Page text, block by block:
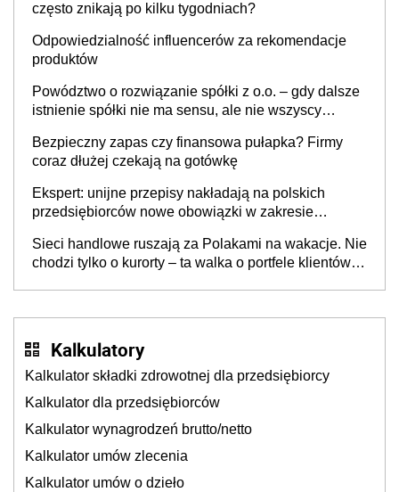
często znikają po kilku tygodniach?
Odpowiedzialność influencerów za rekomendacje
produktów
Powództwo o rozwiązanie spółki z o.o. – gdy dalsze
istnienie spółki nie ma sensu, ale nie wszyscy
Bezpieczny zapas czy finansowa pułapka? Firmy
coraz dłużej czekają na gotówkę
Ekspert: unijne przepisy nakładają na polskich
przedsiębiorców nowe obowiązki w zakresie
Sieci handlowe ruszają za Polakami na wakacje. Nie
chodzi tylko o kurorty – ta walka o portfele klientów
Kalkulatory
Kalkulator składki zdrowotnej dla przedsiębiorcy
Kalkulator dla przedsiębiorców
Kalkulator wynagrodzeń brutto/netto
Kalkulator umów zlecenia
Kalkulator umów o dzieło